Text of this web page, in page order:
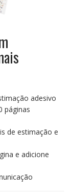
adesivo
páginas
de estimação e
e adicione